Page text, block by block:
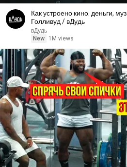
Как устроено кино: деньги,
Голливуд / вДудь
вДудь
New
1M views